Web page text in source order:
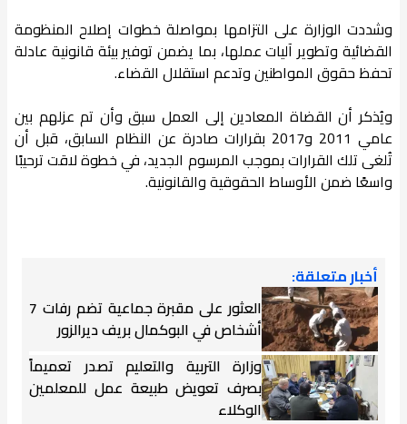
وشددت الوزارة على التزامها بمواصلة خطوات إصلاح المنظومة
القضائية وتطوير آليات عملها، بما يضمن توفير بيئة قانونية عادلة
تحفظ حقوق المواطنين وتدعم استقلال القضاء.
ويُذكر أن القضاة المعادين إلى العمل سبق وأن تم عزلهم بين
عامي 2011 و2017 بقرارات صادرة عن النظام السابق، قبل أن
تُلغى تلك القرارات بموجب المرسوم الجديد، في خطوة لاقت ترحيبًا
واسعًا ضمن الأوساط الحقوقية والقانونية.
أخبار متعلقة:
العثور على مقبرة جماعية تضم رفات 7
أشخاص في البوكمال بريف ديرالزور
وزارة التربية والتعليم تصدر تعميماً
بصرف تعويض طبيعة عمل للمعلمين
الوكلاء